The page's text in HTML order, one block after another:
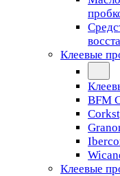
Клеевые
BFM
Клеевые